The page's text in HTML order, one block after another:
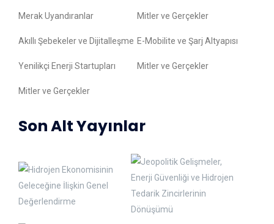
Merak Uyandıranlar Mitler ve Gerçekler
Akıllı Şebekeler ve Dijitalleşme E-Mobilite ve Şarj Altyapısı
Yenilikçi Enerji Startupları Mitler ve Gerçekler
Mitler ve Gerçekler
Son Alt Yayınlar